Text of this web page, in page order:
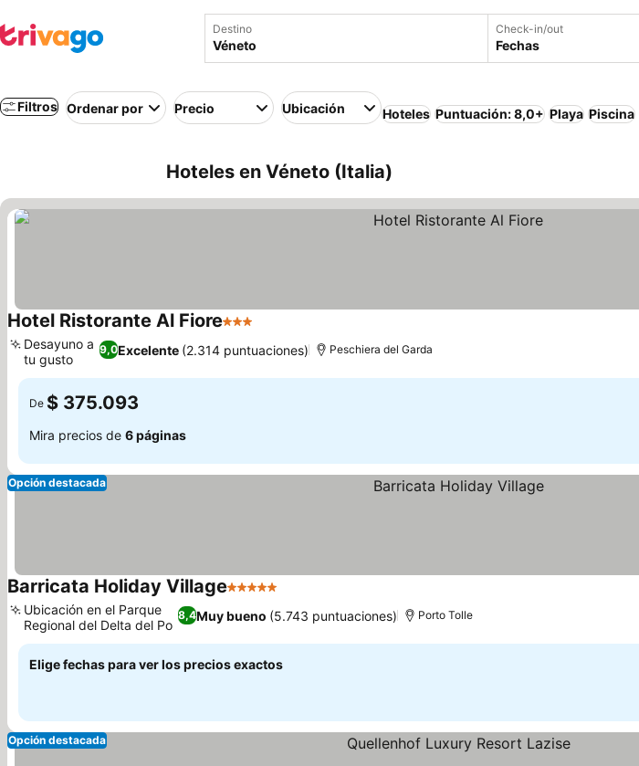
Destino Check-in/out
Fechas
Filtros Ordenar por Precio Ubicación Hoteles Puntuación: 8,0+ Playa Piscina
Hoteles en Véneto (Italia)
Hotel Ristorante Al Fiore3 Estrellas
9,0Excelente (2.314 puntuaciones)
Desayuno a
tu gusto
Peschiera del Garda
De $ 375.093
Mira precios de 6 páginas
Opción destacada
Barricata Holiday Village5 Estrellas
8,4Muy bueno (5.743 puntuaciones)
Ubicación en el Parque
Regional del Delta del Po
Porto Tolle
Elige fechas para ver los precios exactos
Opción destacada